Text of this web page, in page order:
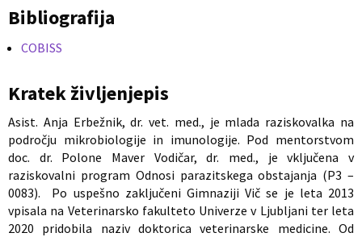
Bibliografija
COBISS
Kratek življenjepis
Asist. Anja Erbežnik, dr. vet. med., je mlada raziskovalka na
področju mikrobiologije in imunologije. Pod mentorstvom
doc. dr. Polone Maver Vodičar, dr. med., je vključena v
raziskovalni program Odnosi parazitskega obstajanja (P3 –
0083). Po uspešno zaključeni Gimnaziji Vič se je leta 2013
vpisala na Veterinarsko fakulteto Univerze v Ljubljani ter leta
2020 pridobila naziv doktorica veterinarske medicine. Od